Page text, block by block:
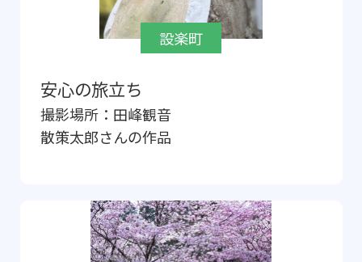
設楽町
安心の旅立ち
撮影場所： 田峰観音
散策太郎さんの作品